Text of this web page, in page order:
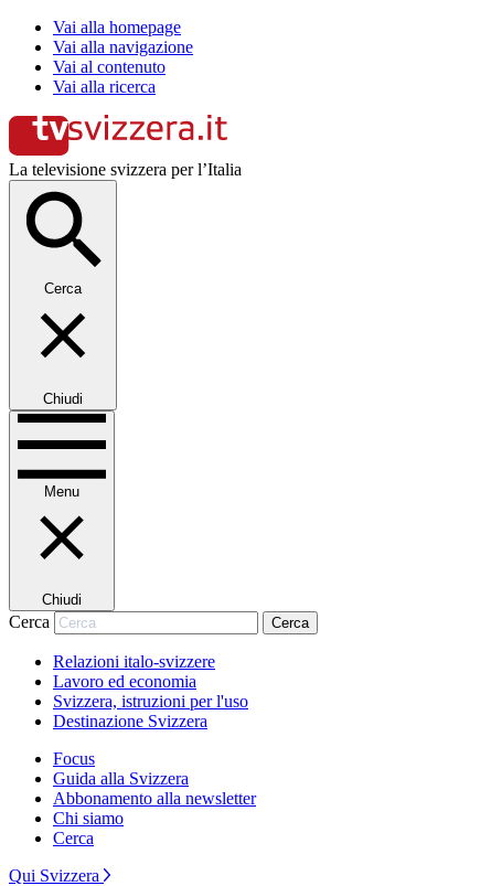
Vai alla homepage
Vai alla navigazione
Vai al contenuto
Vai alla ricerca
La televisione svizzera per l’Italia
Cerca
Chiudi
Menu
Chiudi
Cerca Cerca
Relazioni italo-svizzere
Lavoro ed economia
Svizzera, istruzioni per l'uso
Destinazione Svizzera
Focus
Guida alla Svizzera
Abbonamento alla newsletter
Chi siamo
Cerca
Qui Svizzera